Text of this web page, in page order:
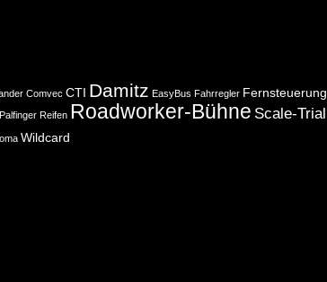
Comvec CTI Damitz EasyBus Fahrregler Fernsteuerung
Palfinger Reifen Roadworker-Bühne Scale-Trial
Wildcard